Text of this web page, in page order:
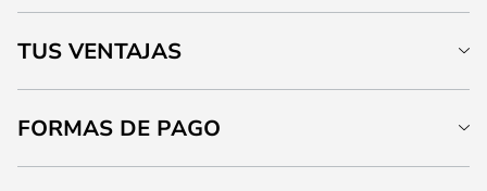
TUS VENTAJAS
FORMAS DE PAGO